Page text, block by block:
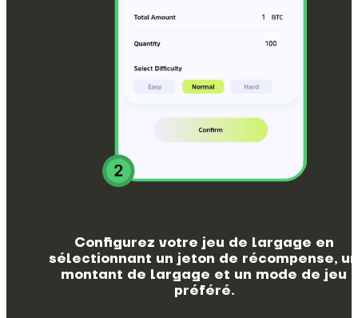
Configurez votre jeu de largage en
sélectionnant un jeton de récompense,
montant de largage et un mode de jeu
préféré.